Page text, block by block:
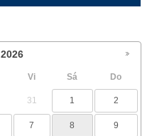
2026
Vi Sá Do
31 1 2
7 8 9